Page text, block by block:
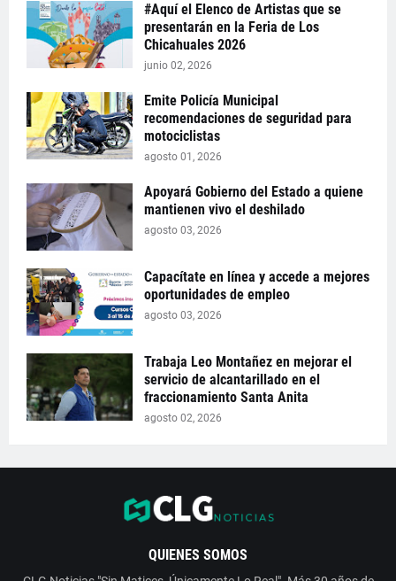
#Aquí el Elenco de Artistas que se
presentarán en la Feria de Los
Chicahuales 2026
junio 02, 2026
Emite Policía Municipal
recomendaciones de seguridad para
motociclistas
agosto 01, 2026
Apoyará Gobierno del Estado a quiene
mantienen vivo el deshilado
agosto 03, 2026
Capacítate en línea y accede a mejores
oportunidades de empleo
agosto 03, 2026
Trabaja Leo Montañez en mejorar el
servicio de alcantarillado en el
fraccionamiento Santa Anita
agosto 02, 2026
QUIENES SOMOS